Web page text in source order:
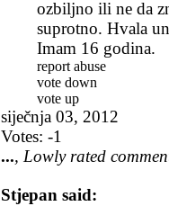
ozbiljno ili ne da
suprotno. Hvala
Imam 16 godina.
report abuse
vote down
vote up
siječnja 03, 2012
Votes: -1
..., Lowly rated
Stjepan said: